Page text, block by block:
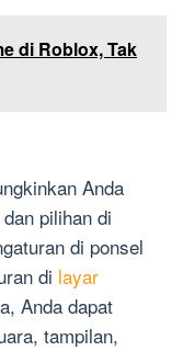
di Roblox, Tak
Anda
pilihan di
di ponsel
di layar
Anda dapat
tampilan,